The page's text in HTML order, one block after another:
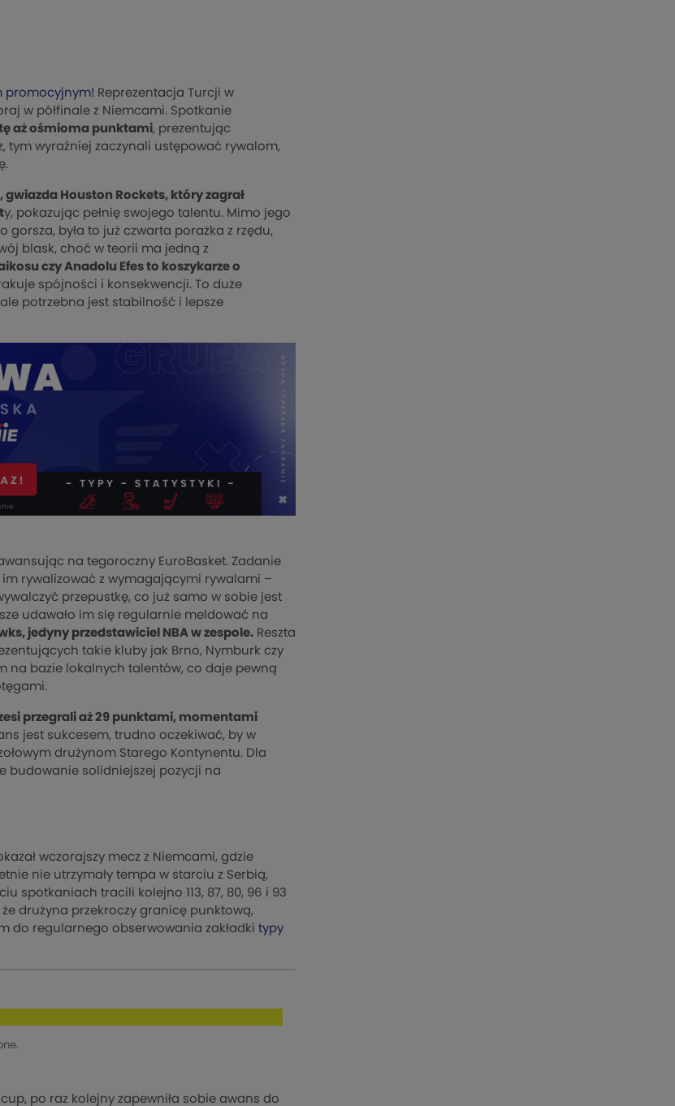
promocyjnym! Reprezentacja Turcji w
w półfinale z Niemcami. Spotkanie
aż ośmioma punktami, prezentując
tym wyraźniej zaczynali ustępować rywalom,
gwiazda Houston Rockets, który zagrał
y, pokazując pełnię swojego talentu. Mimo jego
gorsza, była to już czwarta porażka z rzędu,
blask, choć w teorii ma jedną z
czy Anadolu Efes to koszykarze o
spójności i konsekwencji. To duże
potrzebna jest stabilność i lepsze
na tegoroczny EuroBasket. Zadanie
im rywalizować z wymagającymi rywalami –
przepustkę, co już samo w sobie jest
udawało im się regularnie meldować na
jedyny przedstawiciel NBA w zespole. Reszta
takie kluby jak Brno, Nymburk czy
na bazie lokalnych talentów, co daje pewną
przegrali aż 29 punktami, momentami
jest sukcesem, trudno oczekiwać, by w
drużynom Starego Kontynentu. Dla
budowanie solidniejszej pozycji na
wczorajszy mecz z Niemcami, gdzie
nie utrzymały tempa w starciu z Serbią,
spotkaniach tracili kolejno 113, 87, 80, 96 i 93
drużyna przekroczy granicę punktową,
do regularnego obserwowania zakładki typy
po raz kolejny zapewniła sobie awans do